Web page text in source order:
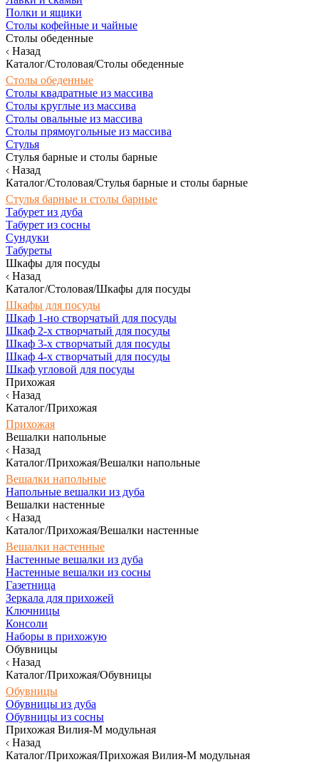
Полки и ящики
Столы кофейные и чайные
Столы обеденные
Назад
Каталог/Столовая/Столы обеденные
Столы обеденные
Столы квадратные из массива
Столы круглые из массива
Столы овальные из массива
Столы прямоугольные из массива
Стулья
Стулья барные и столы барные
Назад
Каталог/Столовая/Стулья барные и столы барные
Стулья барные и столы барные
Табурет из дуба
Табурет из сосны
Сундуки
Табуреты
Шкафы для посуды
Назад
Каталог/Столовая/Шкафы для посуды
Шкафы для посуды
Шкаф 1-но створчатый для посуды
Шкаф 2-х створчатый для посуды
Шкаф 3-х створчатый для посуды
Шкаф 4-х створчатый для посуды
Шкаф угловой для посуды
Прихожая
Назад
Каталог/Прихожая
Прихожая
Вешалки напольные
Назад
Каталог/Прихожая/Вешалки напольные
Вешалки напольные
Напольные вешалки из дуба
Вешалки настенные
Назад
Каталог/Прихожая/Вешалки настенные
Вешалки настенные
Настенные вешалки из дуба
Настенные вешалки из сосны
Газетница
Зеркала для прихожей
Ключницы
Консоли
Наборы в прихожую
Обувницы
Назад
Каталог/Прихожая/Обувницы
Обувницы
Обувницы из дуба
Обувницы из сосны
Прихожая Вилия-М модульная
Назад
Каталог/Прихожая/Прихожая Вилия-М модульная